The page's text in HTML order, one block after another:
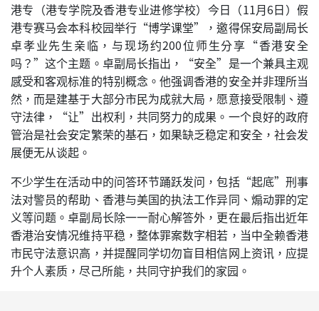
港专（港专学院及香港专业进修学校）今日（11月6日）假
港专赛马会本科校园举行“博学课堂”，邀得保安局副局长
卓孝业先生亲临，与现场约200位师生分享“香港安全
吗？”这个主题。卓副局长指出，“安全”是一个兼具主观
感受和客观标准的特别概念。他强调香港的安全并非理所当
然，而是建基于大部分市民为成就大局，愿意接受限制、遵
守法律，“让”出权利，共同努力的成果。一个良好的政府
管治是社会安定繁荣的基石，如果缺乏稳定和安全，社会发
展便无从谈起。
不少学生在活动中的问答环节踊跃发问，包括“起底”刑事
法对警员的帮助、香港与美国的执法工作异同、煽动罪的定
义等问题。卓副局长除一一耐心解答外，更在最后指出近年
香港治安情况维持平稳，整体罪案数字相若，当中全赖香港
市民守法意识高，并提醒同学切勿盲目相信网上资讯，应提
升个人素质，尽己所能，共同守护我们的家园。